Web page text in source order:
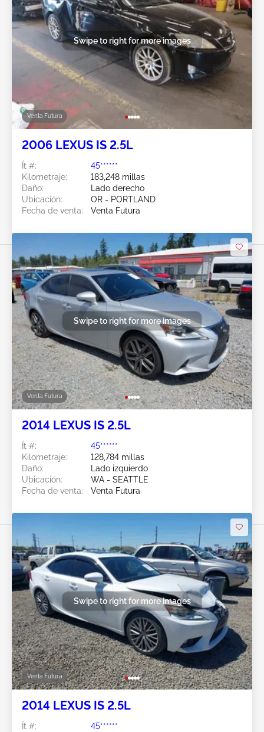
Venta Futura
Swipe to right for more images
2006 LEXUS IS 2.5L
Ít #:
45******
Kilometraje:
183,248 millas
Daño:
Lado derecho
Ubicación:
OR - PORTLAND
Fecha de venta:
Venta Futura
Venta Futura
Swipe to right for more images
2014 LEXUS IS 2.5L
Ít #:
45******
Kilometraje:
128,784 millas
Daño:
Lado izquierdo
Ubicación:
WA - SEATTLE
Fecha de venta:
Venta Futura
Venta Futura
Swipe to right for more images
2014 LEXUS IS 2.5L
Ít #:
45******